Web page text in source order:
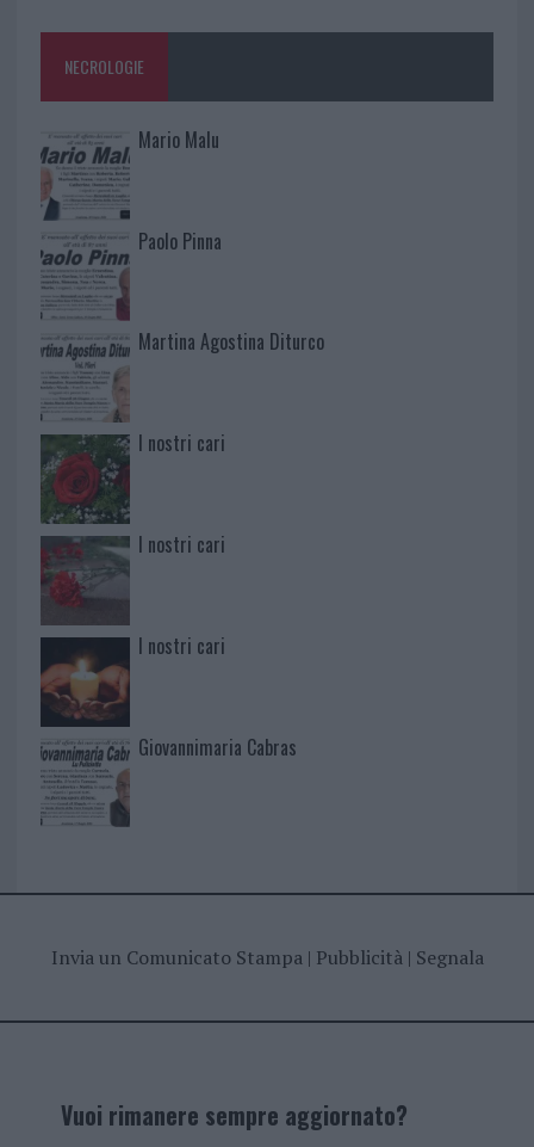
NECROLOGIE
Mario Malu
Paolo Pinna
Martina Agostina Diturco
I nostri cari
I nostri cari
I nostri cari
Giovannimaria Cabras
Invia un Comunicato Stampa| Pubblicità| Segnala
Vuoi rimanere sempre aggiornato?